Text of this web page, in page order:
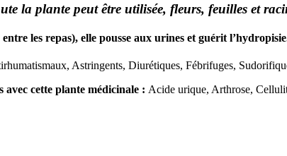
la plante peut être utilisée, fleurs, feuilles et
les repas), elle pousse aux urines et guérit
Astringents, Diurétiques, Fébrifuges,
avec cette plante médicinale : Acide urique, Arthrose,